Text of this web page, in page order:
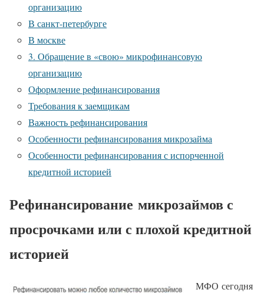
организацию
В санкт-петербурге
В москве
3. Обращение в «свою» микрофинансовую
организацию
Оформление рефинансирования
Требования к заемщикам
Важность рефинансирования
Особенности рефинансирования микрозайма
Особенности рефинансирования с испорченной
кредитной историей
Рефинансирование микрозаймов с
просрочками или с плохой кредитной
историей
МФО сегодня